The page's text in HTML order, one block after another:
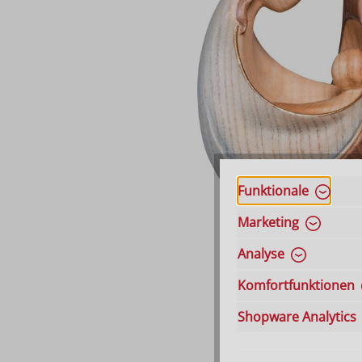
Funktionale
Marketing
Analyse
Komfortfunktionen
Shopware Analytics